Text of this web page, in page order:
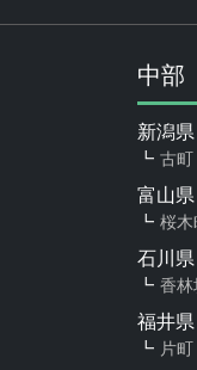
中部
新潟県
古町
富山県
桜木
石川県
香
福井県
片町